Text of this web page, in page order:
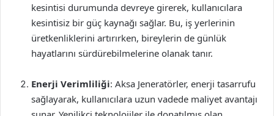
kesintisi durumunda devreye girerek, kullanıcılara
kesintisiz bir güç kaynağı sağlar. Bu, iş yerlerinin
üretkenliklerini artırırken, bireylerin de günlük
hayatlarını sürdürebilmelerine olanak tanır.
Enerji Verimliliği: Aksa Jeneratörler, enerji tasarrufu
sağlayarak, kullanıcılara uzun vadede maliyet avantajı